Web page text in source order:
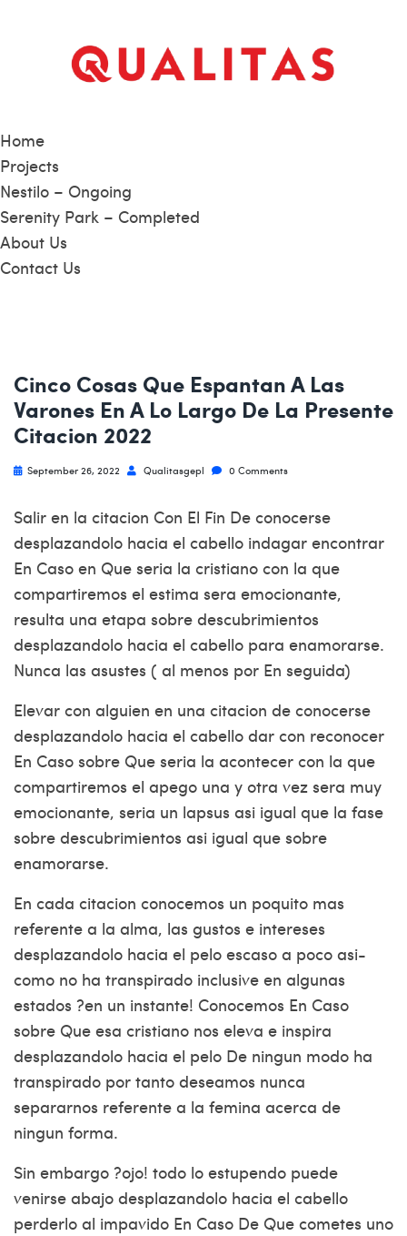
Home
Projects
Nestilo – Ongoing
Serenity Park – Completed
About Us
Contact Us
Cinco Cosas Que Espantan A Las
Varones En A Lo Largo De La Presente
Citacion 2022
September 26, 2022 Qualitasgepl 0 Comments
Salir en la citacion Con El Fin De conocerse
desplazandolo hacia el cabello indagar encontrar
En Caso en Que seri­a la cristiano con la que
compartiremos el estima sera emocionante,
resulta una etapa sobre descubrimientos
desplazandolo hacia el cabello para enamorarse.
Nunca las asustes ( al menos por En seguida)
Elevar con alguien en una citacion de conocerse
desplazandolo hacia el cabello dar con reconocer
En Caso sobre Que seri­a la acontecer con la que
compartiremos el apego una y otra vez sera muy
emocionante, seri­a un lapsus asi­ igual que la fase
sobre descubrimientos asi­ igual que sobre
enamorarse.
En cada citacion conocemos un poquito mas
referente a la alma, las gustos e intereses
desplazandolo hacia el pelo escaso a poco asi­
como no ha transpirado inclusive en algunas
estados ?en un instante! Conocemos En Caso
sobre Que esa cristiano nos eleva e inspira
desplazandolo hacia el pelo De ningun modo ha
transpirado por tanto deseamos nunca
separarnos referente a la femina acerca de
ningun forma.
Sin embargo ?ojo! todo lo estupendo puede
venirse abajo desplazandolo hacia el cabello
perderlo al impavido En Caso De Que cometes uno